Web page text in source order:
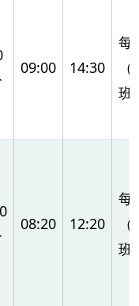
09:00 14:30
每
（
班
08:20 12:20
每
（
班